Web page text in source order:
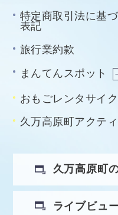
特定商取引法に基づ
表記
旅行業約款
まんてんスポット
おもごレンタサイ
久万高原町アクテ
久万高原町
ライブビュ